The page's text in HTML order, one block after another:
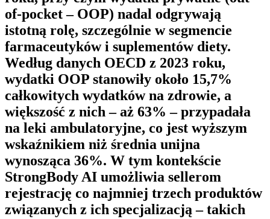
of-pocket – OOP) nadal odgrywają
istotną rolę, szczególnie w segmencie
farmaceutyków i suplementów diety.
Według danych OECD z 2023 roku,
wydatki OOP stanowiły około 15,7%
całkowitych wydatków na zdrowie, a
większość z nich – aż 63% – przypadała
na leki ambulatoryjne, co jest wyższym
wskaźnikiem niż średnia unijna
wynosząca 36%. W tym kontekście
StrongBody AI umożliwia sellerom
rejestrację co najmniej trzech produktów
związanych z ich specjalizacją – takich